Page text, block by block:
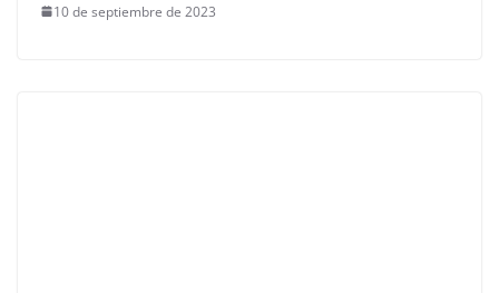
10 de septiembre de 2023